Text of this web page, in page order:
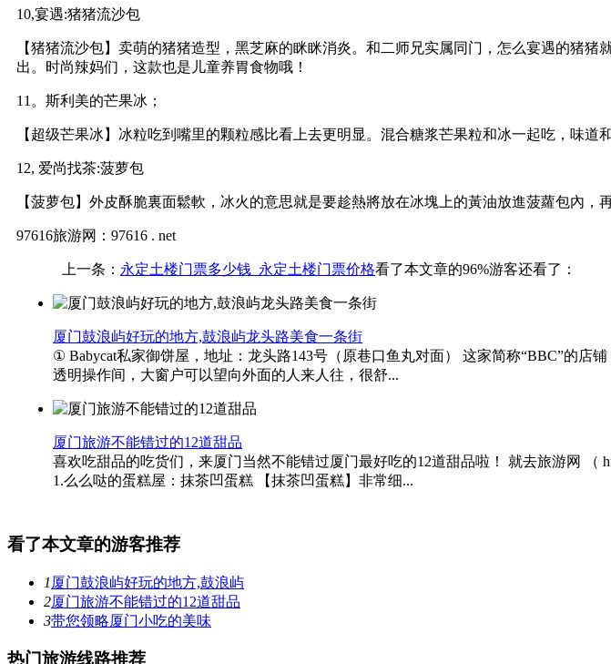
10,宴遇:猪猪流沙包
【猪猪流沙包】卖萌的猪猪造型，黑芝麻的眯眯消炎。和二师兄实属同门，怎么宴遇的猪
出。时尚辣妈们，这款也是儿童养胃食物哦！
11。斯利美的芒果冰；
【超级芒果冰】冰粒吃到嘴里的颗粒感比看上去更明显。混合糖浆芒果粒和冰一起吃，味道
12, 爱尚找茶:菠萝包
【菠萝包】外皮酥脆裏面鬆軟，冰火的意思就是要趁熱將放在冰塊上的黃油放進菠蘿包內，
97616旅游网：97616 . net
上一条： 永定土楼门票多少钱_永定土楼门票价格看了本文章的96%游客还看了：
厦门鼓浪屿好玩的地方,鼓浪屿龙头路美食一条街
① Babycat私家御饼屋，地址：龙头路143号（原巷口鱼丸对面） 这家简称“BBC”的店
透明操作间，大窗户可以望向外面的人来人往，很舒...
厦门旅游不能错过的12道甜品
喜欢吃甜品的吃货们，来厦门当然不能错过厦门最好吃的12道甜品啦！ 就去旅游网 （
1.么么哒的蛋糕屋：抹茶凹蛋糕 【抹茶凹蛋糕】非常细...
看了本文章的游客推荐
1 厦门鼓浪屿好玩的地方,鼓浪屿
2厦门旅游不能错过的12道甜品
3带您领略厦门小吃的美味
热门旅游线路推荐